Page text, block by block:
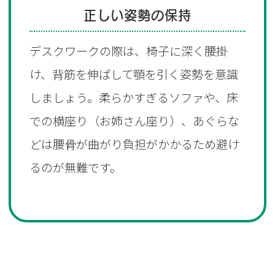
正しい姿勢の保持
デスクワークの際は、椅子に深く腰掛
け、背筋を伸ばして顎を引く姿勢を意識
しましょう。柔らかすぎるソファや、床
での横座り（お姉さん座り）、あぐらな
どは腰骨が曲がり負担がかかるため避け
るのが無難です。